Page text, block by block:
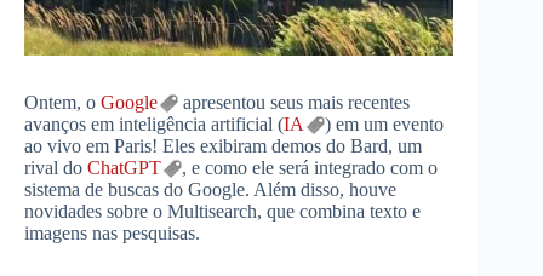
Ontem, o Google
apresentou seus mais recentes
avanços em inteligência artificial (IA
) em um evento
ao vivo em Paris! Eles exibiram demos do Bard, um
rival do ChatGPT
, e como ele será integrado com o
sistema de buscas do Google. Além disso, houve
novidades sobre o Multisearch, que combina texto e
imagens nas pesquisas.